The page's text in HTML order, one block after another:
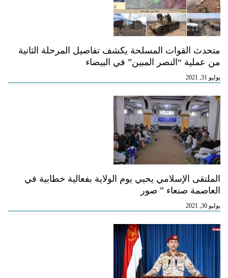
متحدث القوات المسلحة يكشف تفاصيل المرحلة الثانية
من عملية “النصر المبين” في البيضاء
يوليو 31, 2021
الملتقى الإسلامي يحيي يوم الولاية بفعالية خطابية في
العاصمة صنعاء ” صور
يوليو 30, 2021